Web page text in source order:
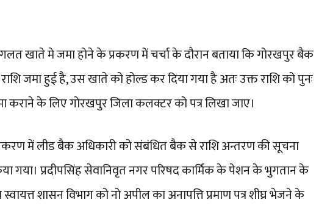
खाते मे जमा होने के प्रकरण में चर्चा के दौरान बताया कि गोरखपुर बैक
जमा हुई है, उस खाते को होल्ड कर दिया गया है अतः उक्त राशि को पुनः
कराने के लिए गोरखपुर जिला कलक्टर को पत्र लिखा जाए।
में लीड बैक अधिकारी को संबंधित बैक से राशि अन्तरण की सूचना
गया। प्रदीपसिंह सेवानिवृत नगर परिषद कार्मिक के पेशन के भुगतान के
स्वायत्त शासन विभाग को नो अपील का अनापत्ति प्रमाण पत्र शीघ्र भेजने के